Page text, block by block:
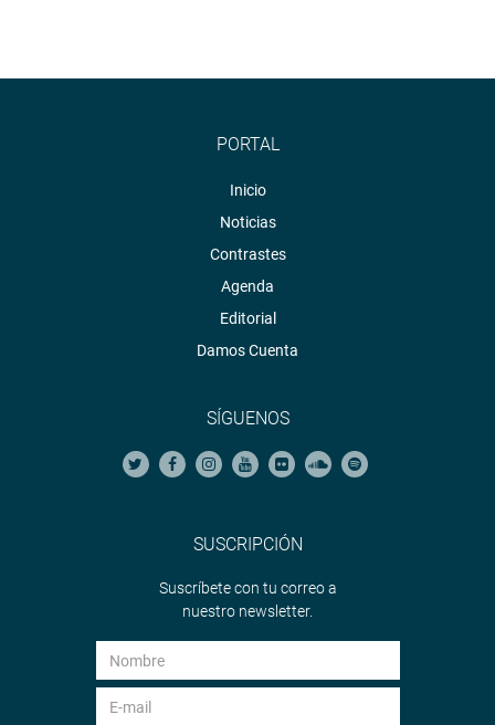
PORTAL
Inicio
Noticias
Contrastes
Agenda
Editorial
Damos Cuenta
SÍGUENOS
SUSCRIPCIÓN
Suscríbete con tu correo a
nuestro newsletter.